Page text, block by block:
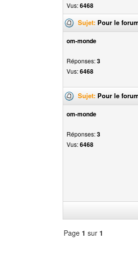
Vus:6468
Sujet: Pour le
om-monde
Réponses:3
Vus:6468
Sujet: Pour le
om-monde
Réponses:3
Vus:6468
Page 1 sur 1